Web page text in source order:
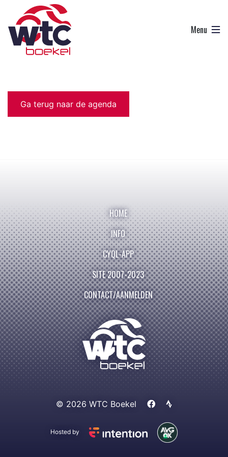
Ga terug naar de agenda
HOME
INFO
CYQL-APP
SITE 2007-2023
CONTACT/AANMELDEN
© 2026 WTC Boekel
Hosted by